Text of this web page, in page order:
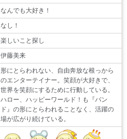
なんでも大好き！
なし！
楽しいこと探し
伊藤美来
形にとらわれない、自由奔放な根っから
のエンターテイナー。笑顔が大好きで、
世界を笑顔にするために行動している。
ハロー、ハッピーワールド！も『バン
ド』の形にとらわれることなく、活躍の
場が広がり続けている。